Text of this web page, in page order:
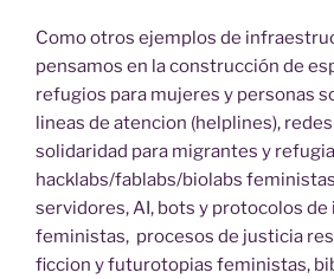
Como otros ejemplos de
pensamos en la construcción de
refugios para mujeres y personas
lineas de atencion (helplines),
solidaridad para migrantes y
hacklabs/fablabs/biolabs
servidores, AI, bots y protocolos
feministas, procesos de justicia
ficcion y futurotopias feministas,